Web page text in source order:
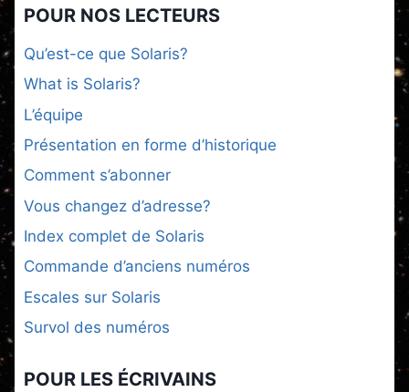
POUR NOS LECTEURS
Qu’est-ce que Solaris?
What is Solaris?
L’équipe
Présentation en forme d’historique
Comment s’abonner
Vous changez d’adresse?
Index complet de Solaris
Commande d’anciens numéros
Escales sur Solaris
Survol des numéros
POUR LES ÉCRIVAINS